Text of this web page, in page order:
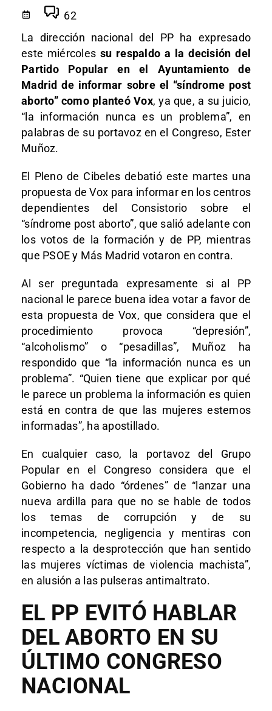
62
La dirección nacional del PP ha expresado
este miércoles su respaldo a la decisión del
Partido Popular en el Ayuntamiento de
Madrid de informar sobre el “síndrome post
aborto” como planteó Vox, ya que, a su juicio,
“la información nunca es un problema”, en
palabras de su portavoz en el Congreso, Ester
Muñoz.
El Pleno de Cibeles debatió este martes una
propuesta de Vox para informar en los centros
dependientes del Consistorio sobre el
“síndrome post aborto”, que salió adelante con
los votos de la formación y de PP, mientras
que PSOE y Más Madrid votaron en contra.
Al ser preguntada expresamente si al PP
nacional le parece buena idea votar a favor de
esta propuesta de Vox, que considera que el
procedimiento provoca “depresión”,
“alcoholismo” o “pesadillas”, Muñoz ha
respondido que “la información nunca es un
problema”. “Quien tiene que explicar por qué
le parece un problema la información es quien
está en contra de que las mujeres estemos
informadas”, ha apostillado.
En cualquier caso, la portavoz del Grupo
Popular en el Congreso considera que el
Gobierno ha dado “órdenes” de “lanzar una
nueva ardilla para que no se hable de todos
los temas de corrupción y de su
incompetencia, negligencia y mentiras con
respecto a la desprotección que han sentido
las mujeres víctimas de violencia machista”,
en alusión a las pulseras antimaltrato.
EL PP EVITÓ HABLAR
DEL ABORTO EN SU
ÚLTIMO CONGRESO
NACIONAL